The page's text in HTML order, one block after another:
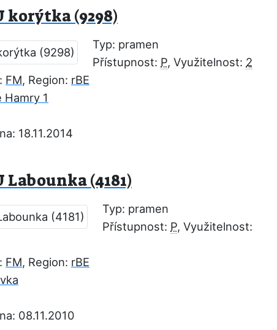
korýtka (9298)
Typ: pramen
Přístupnost: P, Využitelnost: 2
FM, Region: rBE
Hamry 1
18.11.2014
Labounka (4181)
Typ: pramen
Přístupnost: P, Využitelnost:
FM, Region: rBE
08.11.2010